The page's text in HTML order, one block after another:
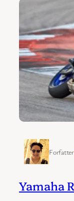
Yamaha